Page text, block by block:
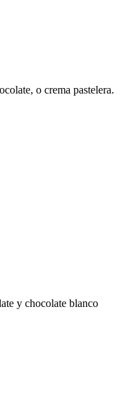
o crema pastelera.
y chocolate blanco